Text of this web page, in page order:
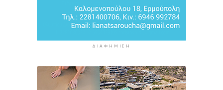
ΔΙΑΦΉΜΙΣΗ